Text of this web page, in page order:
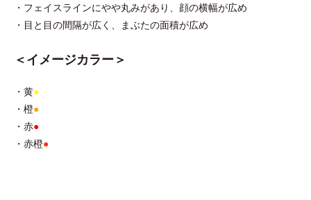
・フェイスラインにやや丸みがあり、顔の横幅が広め
・目と目の間隔が広く、まぶたの面積が広め
＜イメージカラー＞
・黄●
・橙●
・赤●
・赤橙●